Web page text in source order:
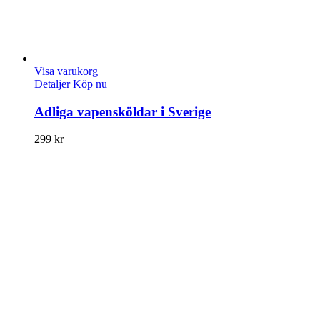
Visa varukorg
Detaljer Köp nu
Adliga vapensköldar i Sverige
299 kr